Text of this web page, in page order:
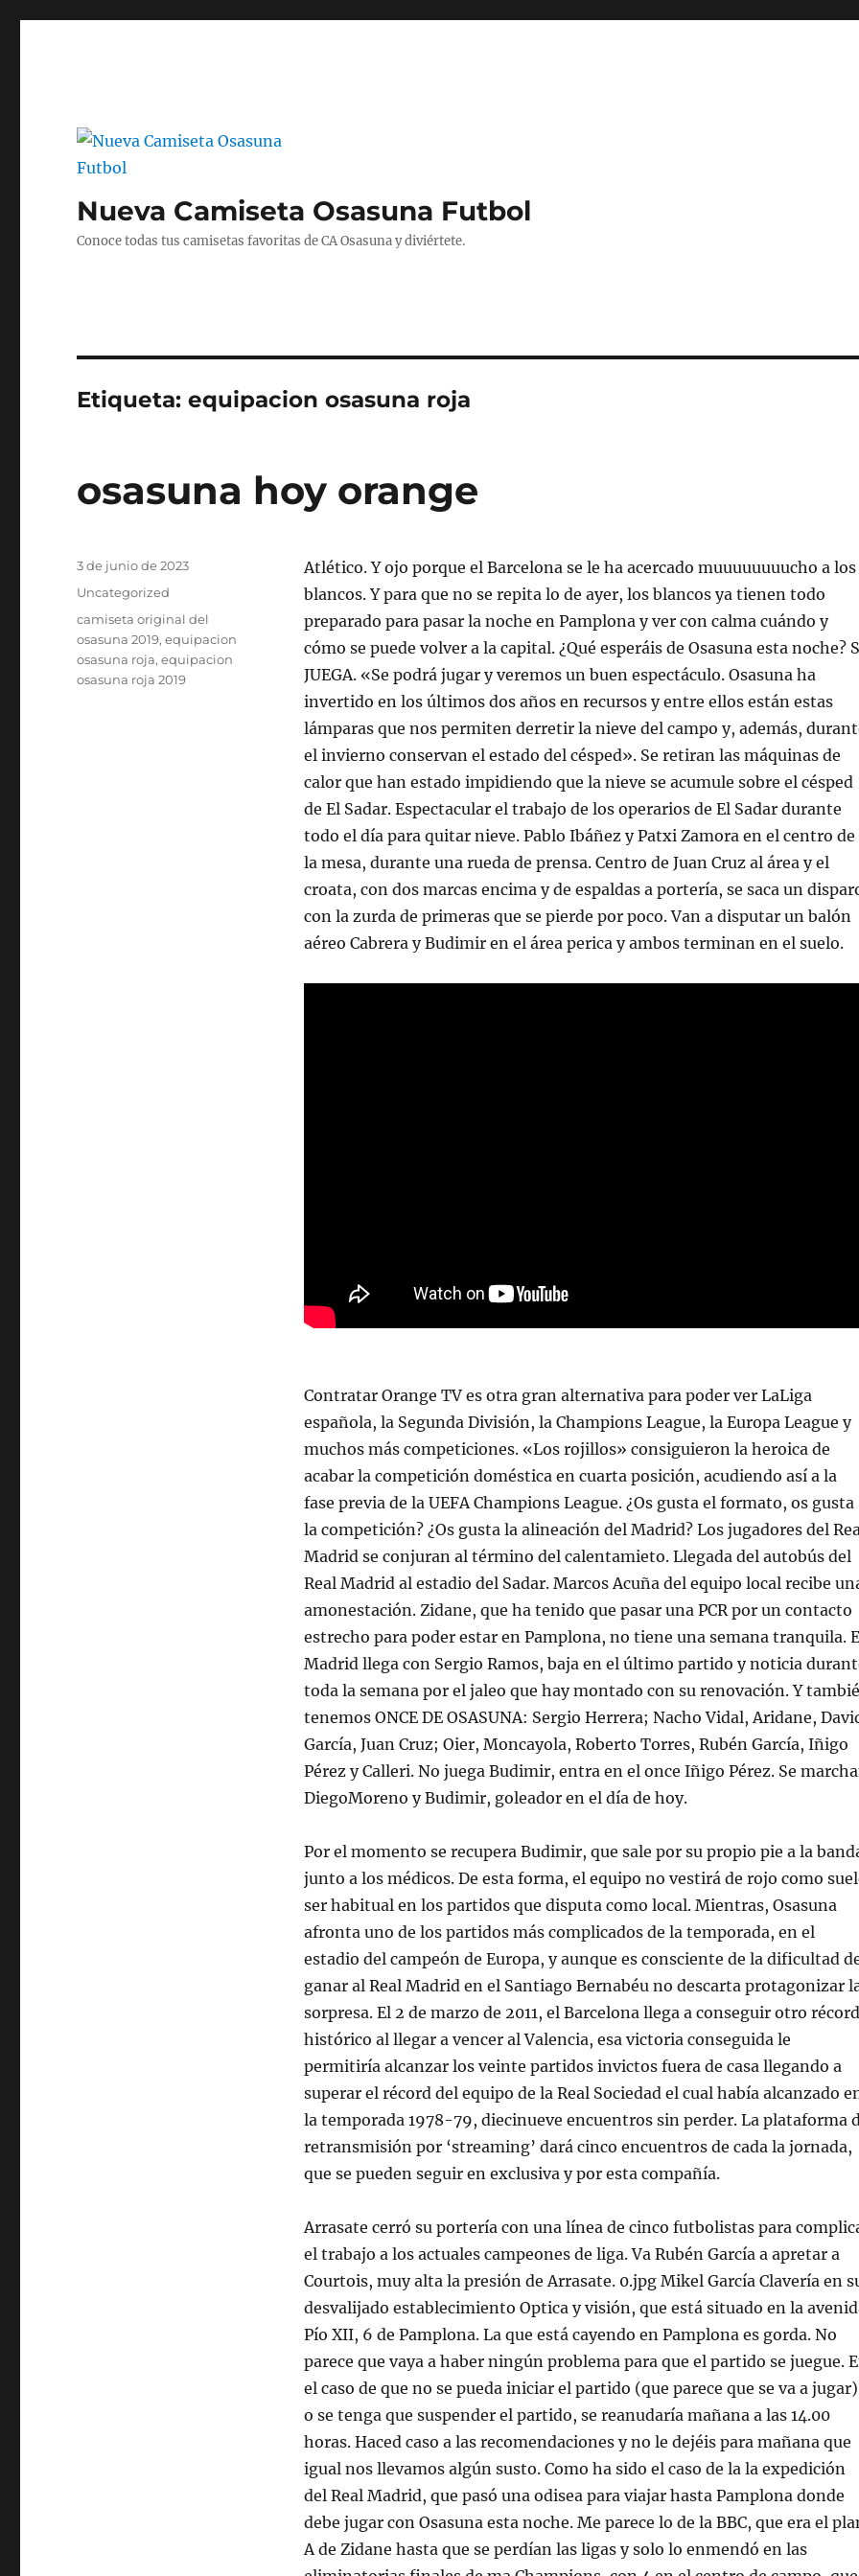
Nueva Camiseta Osasuna Futbol
Conoce todas tus camisetas favoritas de CA Osasuna y diviértete.
Etiqueta:equipacion osasuna roja
osasuna hoy orange
Atlético. Y ojo porque el Barcelona se le ha acercado muuuuuuuucho a los
blancos. Y para que no se repita lo de ayer, los blancos ya tienen todo
preparado para pasar la noche en Pamplona y ver con calma cuándo y
cómo se puede volver a la capital. ¿Qué esperáis de Osasuna esta noche?
JUEGA. «Se podrá jugar y veremos un buen espectáculo. Osasuna ha
invertido en los últimos dos años en recursos y entre ellos están estas
lámparas que nos permiten derretir la nieve del campo y, además,
el invierno conservan el estado del césped». Se retiran las máquinas de
calor que han estado impidiendo que la nieve se acumule sobre el césped
de El Sadar. Espectacular el trabajo de los operarios de El Sadar durante
todo el día para quitar nieve. Pablo Ibáñez y Patxi Zamora en el centro de
la mesa, durante una rueda de prensa. Centro de Juan Cruz al área y el
croata, con dos marcas encima y de espaldas a portería, se saca un
con la zurda de primeras que se pierde por poco. Van a disputar un balón
aéreo Cabrera y Budimir en el área perica y ambos terminan en el suelo.
Contratar Orange TV es otra gran alternativa para poder ver LaLiga
española, la Segunda División, la Champions League, la Europa League y
muchos más competiciones. «Los rojillos» consiguieron la heroica de
acabar la competición doméstica en cuarta posición, acudiendo así a la
fase previa de la UEFA Champions League. ¿Os gusta el formato, os gusta
la competición? ¿Os gusta la alineación del Madrid? Los jugadores del
Madrid se conjuran al término del calentamieto. Llegada del autobús del
Real Madrid al estadio del Sadar. Marcos Acuña del equipo local recibe
amonestación. Zidane, que ha tenido que pasar una PCR por un contacto
estrecho para poder estar en Pamplona, no tiene una semana tranquila.
Madrid llega con Sergio Ramos, baja en el último partido y noticia
toda la semana por el jaleo que hay montado con su renovación. Y
tenemos ONCE DE OSASUNA: Sergio Herrera; Nacho Vidal, Aridane,
García, Juan Cruz; Oier, Moncayola, Roberto Torres, Rubén García, Iñigo
Pérez y Calleri. No juega Budimir, entra en el once Iñigo Pérez. Se
DiegoMoreno y Budimir, goleador en el día de hoy.
Por el momento se recupera Budimir, que sale por su propio pie a la
junto a los médicos. De esta forma, el equipo no vestirá de rojo como
ser habitual en los partidos que disputa como local. Mientras, Osasuna
afronta uno de los partidos más complicados de la temporada, en el
estadio del campeón de Europa, y aunque es consciente de la dificultad
ganar al Real Madrid en el Santiago Bernabéu no descarta protagonizar
sorpresa. El 2 de marzo de 2011, el Barcelona llega a conseguir otro récord
histórico al llegar a vencer al Valencia, esa victoria conseguida le
permitiría alcanzar los veinte partidos invictos fuera de casa llegando a
superar el récord del equipo de la Real Sociedad el cual había alcanzado
la temporada 1978-79, diecinueve encuentros sin perder. La plataforma
retransmisión por ‘streaming’ dará cinco encuentros de cada la jornada,
que se pueden seguir en exclusiva y por esta compañía.
Arrasate cerró su portería con una línea de cinco futbolistas para
el trabajo a los actuales campeones de liga. Va Rubén García a apretar a
Courtois, muy alta la presión de Arrasate. 0.jpg Mikel García Clavería en
desvalijado establecimiento Optica y visión, que está situado en la
Pío XII, 6 de Pamplona. La que está cayendo en Pamplona es gorda. No
parece que vaya a haber ningún problema para que el partido se juegue.
el caso de que no se pueda iniciar el partido (que parece que se va a jugar)
o se tenga que suspender el partido, se reanudaría mañana a las 14.00
horas. Haced caso a las recomendaciones y no le dejéis para mañana que
igual nos llevamos algún susto. Como ha sido el caso de la la expedición
del Real Madrid, que pasó una odisea para viajar hasta Pamplona donde
debe jugar con Osasuna esta noche. Me parece lo de la BBC, que era el
A de Zidane hasta que se perdían las ligas y solo lo enmendó en las
Publicado
3 de junio de 2023
Categorías
Uncategorized
Etiquetas
camiseta original del
osasuna 2019,equipacion
osasuna roja,equipacion
osasuna roja 2019